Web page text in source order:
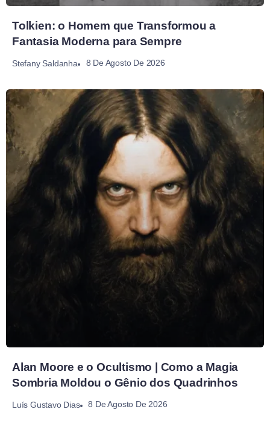
Tolkien: o Homem que Transformou a
Fantasia Moderna para Sempre
Stefany Saldanha 8 De Agosto De 2026
Alan Moore e o Ocultismo | Como a Magia
Sombria Moldou o Gênio dos Quadrinhos
Luís Gustavo Dias 8 De Agosto De 2026